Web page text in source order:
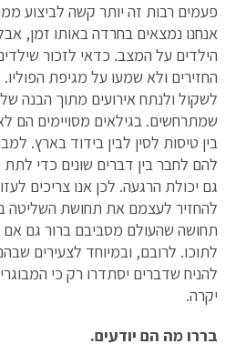
פעמים רבות זה יותר קשה לביצוע
אנחנו נמצאים בחרדה באותו זמן,
הילדים על המצב. כדאי לזכור
החזירים ולא שמעו על מגיפת
לשקול ולנתח אירועים מתוך הבנה
שמתרחשים. בגילאים מסויימים הם
בין טיסות לסין לבין בידוד בארץ.
להם לחבר בין דברים שונים כדי
גם יכולת הרגעה. לכן אנו צריכים
להחזיר לעצמם את תחושת השליטה
תחושה שהעולם מסביבם ברור גם אם
לתוכו. לרובם, ובמיוחד לצעירים
להניח שדברים יסתדרו רק כי
יקרה.
בררו מה הם יודעים.